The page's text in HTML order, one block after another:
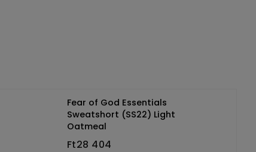
Fear of God Essentials
Sweatshort (SS22) Light
Oatmeal
Ft28 404